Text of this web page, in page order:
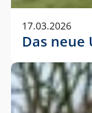
17.03.2026
Das